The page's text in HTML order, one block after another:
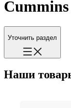
Уточнить раздел
Наши